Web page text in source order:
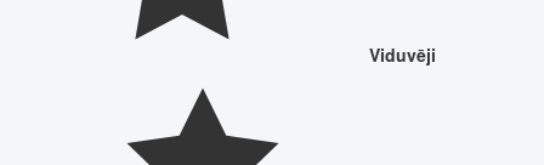
Viduvēji